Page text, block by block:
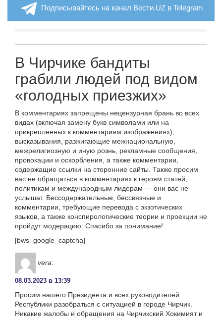
Подписывайтесь на канал Вести.UZ в Telegram
В Чирчике бандиты
грабили людей под видом
«голодных приезжих»
В комментариях запрещены нецензурная брань во всех
видах (включая замену букв символами или на
прикрепленных к комментариям изображениях),
высказывания, разжигающие межнациональную,
межрелигиозную и иную рознь, рекламные сообщения,
провокации и оскорбления, а также комментарии,
содержащие ссылки на сторонние сайты. Также просим
вас не обращаться в комментариях к героям статей,
политикам и международным лидерам — они вас не
услышат. Бессодержательные, бессвязные и
комментарии, требующие перевода с экзотических
языков, а также конспирологические теории и проекции не
пройдут модерацию. Спасибо за понимание!
[bws_google_captcha]
vera:
08.03.2023 в 13:39
Просим нашего Президента и всех руководителей
Республики разобраться с ситуацией в городе Чирчик.
Никакие жалобы и обращения на Чирчикский Хокимият и